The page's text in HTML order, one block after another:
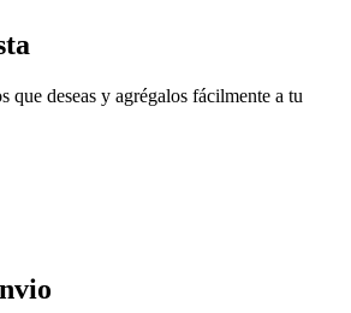
que deseas y agrégalos fácilmente a tu